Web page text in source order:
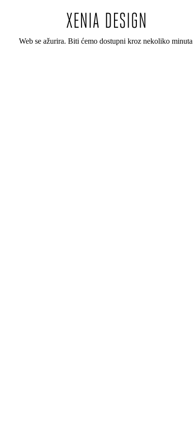
Web se ažurira. Biti ćemo dostupni kroz nekoliko minuta